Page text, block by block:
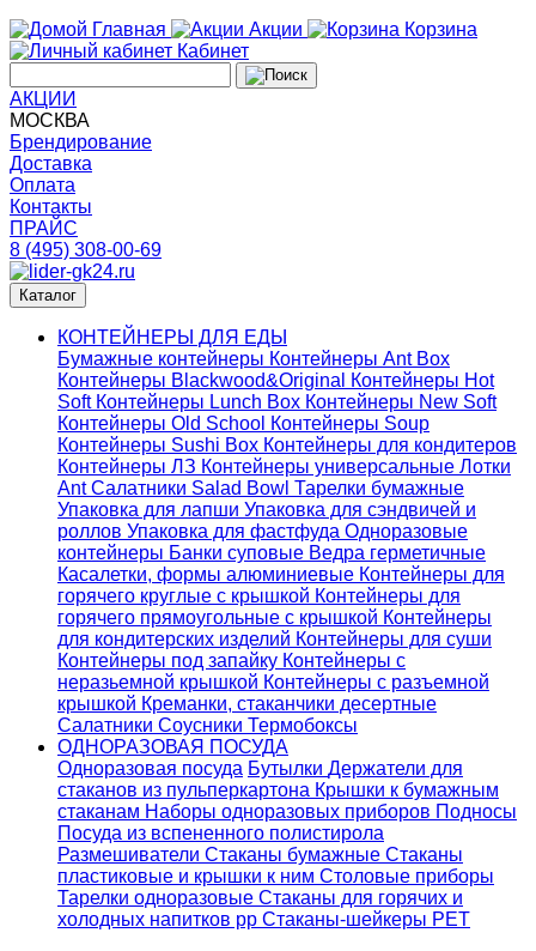
Главная
Акции
Корзина
Кабинет
АКЦИИ
МОСКВА
Брендирование
Доставка
Оплата
Контакты
ПРАЙС
8 (495) 308-00-69
Каталог
КОНТЕЙНЕРЫ ДЛЯ ЕДЫ
Бумажные контейнеры Контейнеры Ant Box
Контейнеры Blackwood&Original
Контейнеры Hot
Soft Контейнеры Lunch Box Контейнеры New Soft
Контейнеры Old School Контейнеры Soup
Контейнеры Sushi Box Контейнеры для кондитеров
Контейнеры ЛЗ Контейнеры универсальные Лотки
AntСалатники Salad Bowl Тарелки бумажные
Упаковка для лапши Упаковка для сэндвичей и
роллов Упаковка для фастфуда Одноразовые
контейнеры Банки суповые Ведра герметичные
Касалетки, формы алюминиевые Контейнеры для
горячего круглые с крышкой Контейнеры для
горячего прямоугольные с крышкой Контейнеры
для кондитерских изделий Контейнеры для суши
Контейнеры под запайку Контейнеры с
неразьемной крышкой Контейнеры с разъемной
крышкой Креманки, стаканчики десертные
Салатники Соусники Термобоксы
ОДНОРАЗОВАЯ ПОСУДА
Одноразовая посуда Бутылки Держатели для
стаканов из пульперкартона Крышки к бумажным
стаканам Наборы одноразовых приборов Подносы
Посуда из вспененного полистирола
Размешиватели Стаканы бумажные Стаканы
пластиковые и крышки к ним Столовые приборы
Тарелки одноразовые Стаканы для горячих и
холодных напитков pp Стаканы-шейкеры PET